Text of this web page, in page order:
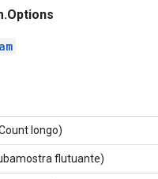
longo)
flutuante)